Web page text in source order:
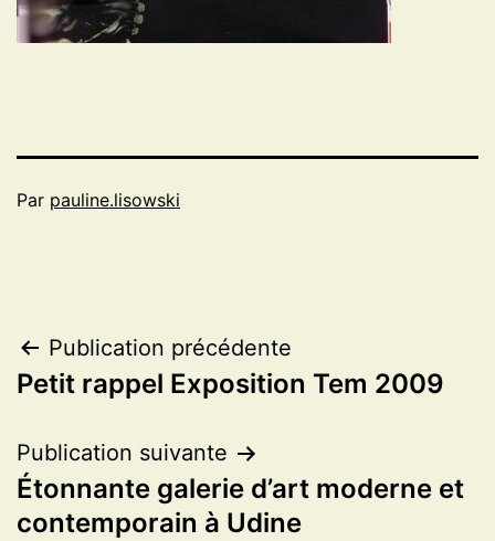
Par pauline.lisowski
Navigation
de
l’article
Publication précédente
Petit rappel Exposition Tem 2009
Publication suivante
Étonnante galerie d’art moderne et
contemporain à Udine